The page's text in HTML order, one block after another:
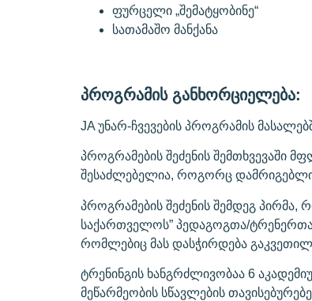
ფურცელი „შემატყობინე“
სათამაშო მანქანა
პროგრამის განხორციელება:
JA უნარ-ჩვევების პროგრამის
პროგრამების შეძენის შემთხვევაში
შესაძლებელია, როგორც
პროგრამების შეძენის შემდეგ პირმა,
საქართველოს” პედაგოგთა/ტრენერთა
რომლებიც მას დასჭირდება
ტრენინგის ხანგრძლივობაა 6
მეწარმეობის სწავლების